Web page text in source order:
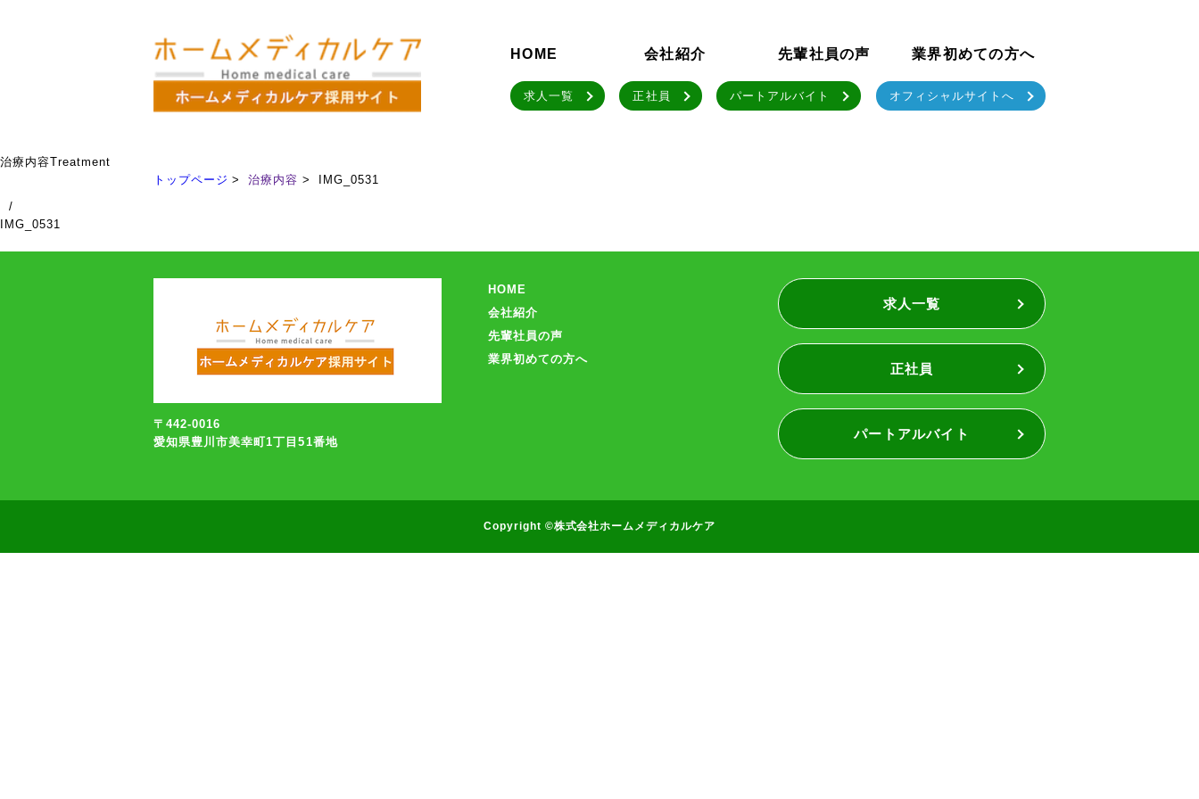
HOME 会社紹介 先輩社員の声 業界初めての方へ
求人一覧 正社員 パートアルバイト オフィシャルサイトへ
治療内容Treatment
トップページ
治療内容
IMG_0531
/
IMG_0531
〒442-0016
愛知県豊川市美幸町1丁目51番地
HOME
会社紹介
先輩社員の声
業界初めての方へ
求人一覧
正社員
パートアルバイト
Copyright ©株式会社ホームメディカルケア